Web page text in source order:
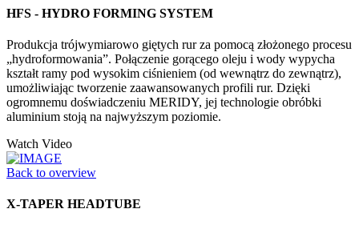
HFS - HYDRO FORMING SYSTEM
Produkcja trójwymiarowo giętych rur za pomocą złożonego procesu
„hydroformowania”. Połączenie gorącego oleju i wody wypycha
kształt ramy pod wysokim ciśnieniem (od wewnątrz do zewnątrz),
umożliwiając tworzenie zaawansowanych profili rur. Dzięki
ogromnemu doświadczeniu MERIDY, jej technologie obróbki
aluminium stoją na najwyższym poziomie.
Watch Video
Back to overview
X-TAPER HEADTUBE